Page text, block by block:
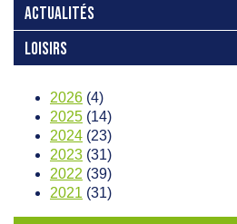
ACTUALITÉS
LOISIRS
2026 (4)
2025 (14)
2024 (23)
2023 (31)
2022 (39)
2021 (31)